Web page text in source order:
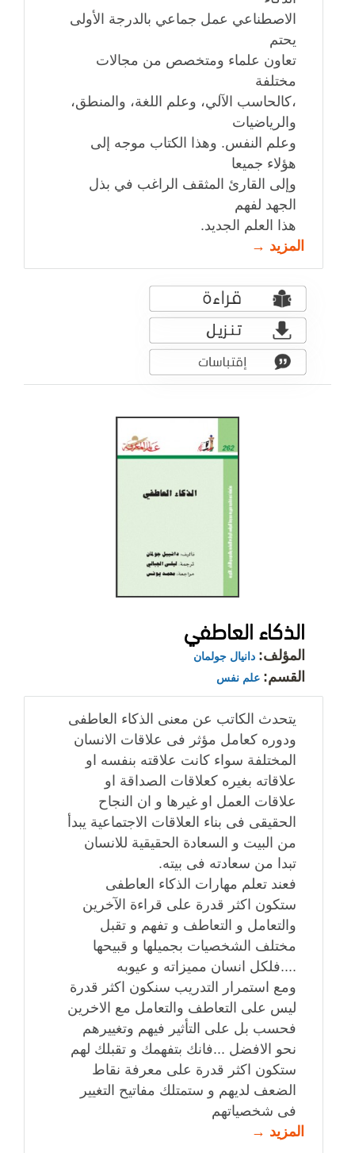
الاصطناعي عمل جماعي بالدرجة الأولى
يحتم
تعاون علماء ومتخصص من مجالات
مختلفة
،كالحاسب الآلي، وعلم اللغة، والمنطق،
والرياضيات
وعلم النفس. وهذا الكتاب موجه إلى
هؤلاء جميعا
وإلى القارئ المثقف الراغب في بذل
الجهد لفهم
هذا العلم الجديد.
المزيد →
الذكاء العاطفي
المؤلف: دانيال جولمان
القسم: علم نفس
يتحدث الكاتب عن معنى الذكاء العاطفى
ودوره كعامل مؤثر فى علاقات الانسان
المختلفة سواء كانت علاقته بنفسه او
علاقاته بغيره كعلاقات الصداقة او
علاقات العمل او غيرها و ان النجاح
الحقيقى فى بناء العلاقات الاجتماعية يبدأ
من البيت و السعادة الحقيقية للانسان
تبدا من سعادته فى بيته.
فعند تعلم مهارات الذكاء العاطفى
ستكون اكثر قدرة على قراءة الآخرين
والتعامل و التعاطف و تفهم و تقبل
مختلف الشخصيات بجميلها و قبيحها
....فلكل انسان مميزاته و عيوبه
ومع استمرار التدريب سنكون اكثر قدرة
ليس على التعاطف والتعامل مع الاخرين
فحسب بل على التأثير فيهم وتغييرهم
نحو الافضل ...فانك بتفهمك و تقبلك لهم
ستكون اكثر قدرة على معرفة نقاط
الضعف لديهم و ستمتلك مفاتيح التغيير
فى شخصياتهم
المزيد →